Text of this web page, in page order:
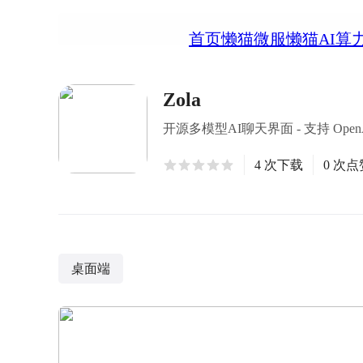
首页懒猫微服懒猫AI算
Zola
开源多模型AI聊天界面 - 支持
4 次下载 0 次点
桌面端